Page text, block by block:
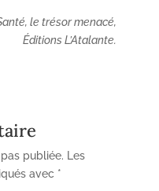
le trésor menacé,
Éditions L’Atalante.
publiée.
Les
avec *